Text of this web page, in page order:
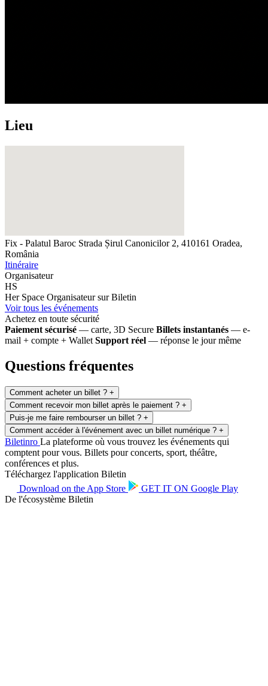
Lieu
Fix - Palatul Baroc Strada Șirul Canonicilor 2, 410161 Oradea,
România
Itinéraire
Organisateur
HS
Her Space Organisateur sur Biletin
Voir tous les événements
Achetez en toute sécurité
Paiement sécurisé — carte, 3D Secure Billets instantanés — e-
mail + compte + Wallet Support réel — réponse le jour même
Questions fréquentes
Comment acheter un billet ? +
Comment recevoir mon billet après le paiement ? +
Puis-je me faire rembourser un billet ? +
Comment accéder à l'événement avec un billet numérique ? +
Biletinro La plateforme où vous trouvez les événements qui
comptent pour vous. Billets pour concerts, sport, théâtre,
conférences et plus.
Téléchargez l'application Biletin
Download on the App Store GET IT ON Google Play
De l'écosystème Biletin